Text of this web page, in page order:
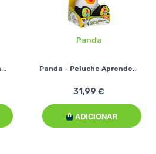
Panda - Peluche Pequeno Panda
Panda
Panda - Peluche Aprende Comigo
31,99 €
ADICIONAR